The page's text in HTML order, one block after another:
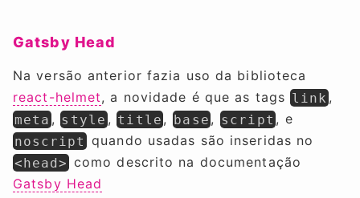
Gatsby Head
Na versão anterior fazia uso da biblioteca
react-helmet, a novidade é que as tagslink,
meta, style, title , base , script , e
noscript quando usadas são inseridas no
<head> como descrito na documentação
Gatsby Head